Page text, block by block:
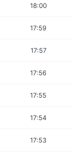
18:00
17:59
17:57
17:56
17:55
17:54
17:53